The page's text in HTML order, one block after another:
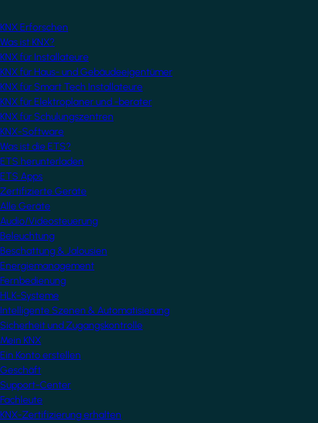
KNX Erforschen
Was ist KNX?
KNX für Installateure
KNX für Haus- und Gebäudeeigentümer
KNX für Smart Tech Installateure
KNX für Elektroplaner und -berater
KNX für Schulungszentren
KNX-Software
Was ist die ETS?
ETS herunterladen
ETS Apps
Zertifizierte Geräte
Alle Geräte
Audio/Videosteuerung
Beleuchtung
Beschattung & Jalousien
Energiemanagement
Fernbedienung
HLK-Systeme
Intelligente Szenen & Automatisierung
Sicherheit und Zugangskontrolle
Mein KNX
Ein Konto erstellen
Geschäft
Support-Center
Fachleute
KNX-Zertifizierung erhalten